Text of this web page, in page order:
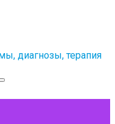
диагнозы, терапия